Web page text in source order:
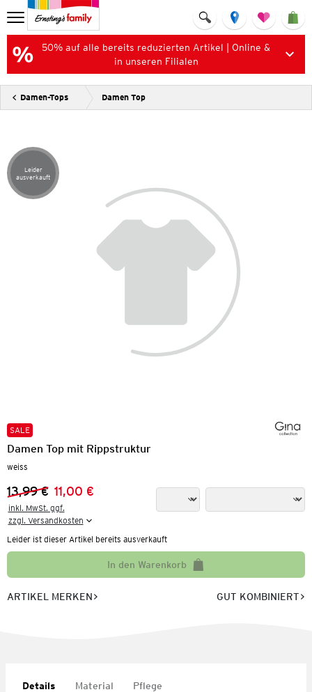
50% auf alle bereits reduzierten Artikel | Online &
in unseren Filialen
Damen-Tops Damen Top
Artikel leider ausverkauft
Leider
ausverkauft
SALE
Damen Top mit Rippstruktur
weiss
Vorheriger Preis:
13,99 €
Neuer Preis:
11,00 €
inkl. MwSt. ggf.
zzgl. Versandkosten
Leider ist dieser Artikel bereits ausverkauft
In den Warenkorb
ARTIKEL MERKEN GUT KOMBINIERT
Details Material Pflege